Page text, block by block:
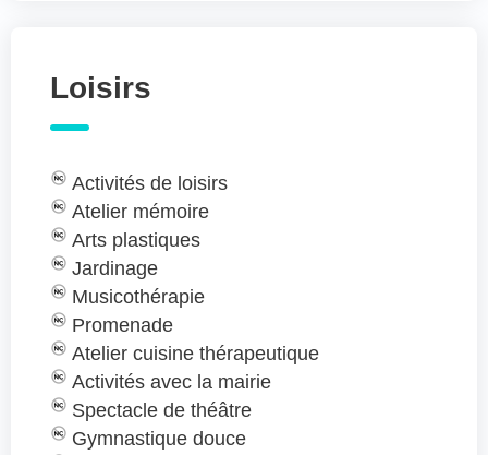
Loisirs
Activités de loisirs
Atelier mémoire
Arts plastiques
Jardinage
Musicothérapie
Promenade
Atelier cuisine thérapeutique
Activités avec la mairie
Spectacle de théâtre
Gymnastique douce